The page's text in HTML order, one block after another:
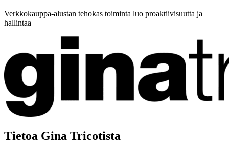
Verkkokauppa-alustan tehokas toiminta luo proaktiivisuutta ja
hallintaa
Tietoa Gina Tricotista